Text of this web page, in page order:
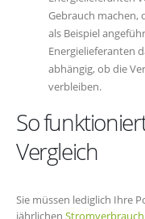
Gebrauch machen,
als Beispiel
Energielieferanten
abhängig, ob die
verbleiben.
So
Vergleich
Sie müssen lediglich Ihre
jährlichen Stromverbrauch